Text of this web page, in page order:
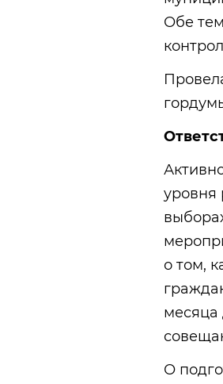
Обе
уровня
о том,
месяца
О